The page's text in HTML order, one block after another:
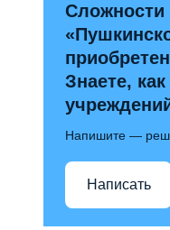
Сложности
Знаете,
Напишите —
Написать